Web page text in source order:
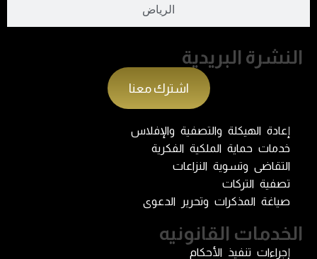
الرياض
النشرة البريدية
اشترك معنا
إعادة الهيكلة والتصفية والإفلاس
خدمات حماية الملكية الفكرية
التقاضى وتسوية النزاعات
تصفية التركات
صياغة المذكرات وتحرير الدعوى
الخدمات القانونيه
إجراءات تنفيذ الأحكام